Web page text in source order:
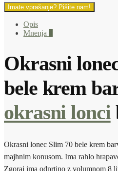
Imate vprašanje? Pišite nam!
Opis
Mnenja
Okrasni
bele krem
okrasni lonci
Okrasni lonec Slim 70 bele krem
majhnim konusom. Ima rahlo
Zgoraj ima odprtino z volumnom 8